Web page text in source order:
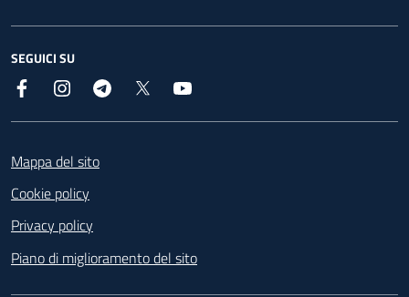
SEGUICI SU
Facebook InstagramTelegram
Mappa del sito
Cookie policy
Privacy policy
Piano di miglioramento del sito